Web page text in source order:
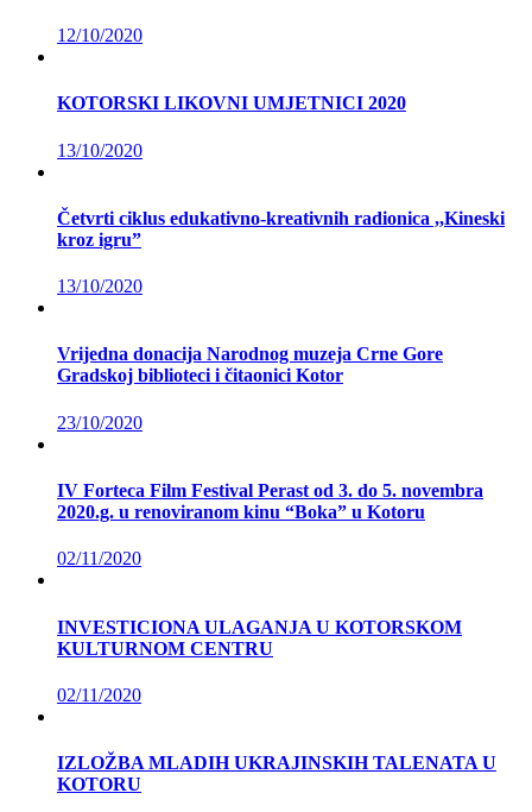
12/10/2020
KOTORSKI LIKOVNI UMJETNICI 2020
13/10/2020
Četvrti ciklus edukativno-kreativnih radionica ,,Kineski
kroz igru”
13/10/2020
Vrijedna donacija Narodnog muzeja Crne Gore
Gradskoj biblioteci i čitaonici Kotor
23/10/2020
IV Forteca Film Festival Perast od 3. do 5. novembra
2020.g. u renoviranom kinu “Boka” u Kotoru
02/11/2020
INVESTICIONA ULAGANJA U KOTORSKOM
KULTURNOM CENTRU
02/11/2020
IZLOŽBA MLADIH UKRAJINSKIH TALENATA U
KOTORU